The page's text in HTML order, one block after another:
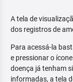
A tela de
dos registros de
Para acessá-la
e pressionar o
doença já tenham
informadas, a tela